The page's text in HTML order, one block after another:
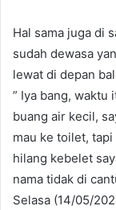
Hal sama juga di
sudah dewasa
lewat di depan
” Iya bang,
buang air kecil,
mau ke toilet,
hilang kebelet
nama tidak di
Selasa (14/05/